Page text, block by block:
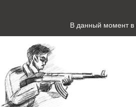
В данный момент в